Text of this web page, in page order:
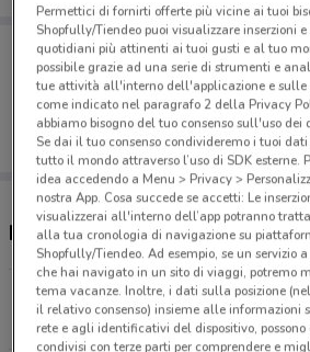
Porta DoveConviene sempre
Puoi trovare le migliori offerte
salvarle e creare la tua lista
dal tuo cellulare.
Negozi Caffitaly nelle
Via Ugo De Carolis 80 Roma
2.4 km
Permettici di fornirti offerte più vicine ai tuoi
Shopfully/Tiendeo puoi visualizzare inserzioni
quotidiani più attinenti ai tuoi gusti e al tuo
possibile grazie ad una serie di strumenti e
tue attività all'interno dell'applicazione e
come indicato nel paragrafo 2 della Privacy
abbiamo bisogno del tuo consenso sull'uso
Se dai il tuo consenso condivideremo i tuoi
tutto il mondo attraverso l’uso di SDK esterne.
idea accedendo a Menu > Privacy >
nostra App. Cosa succede se accetti: Le
visualizzerai all'interno dell’app potranno
alla tua cronologia di navigazione su
Shopfully/Tiendeo. Ad esempio, se un servizio
che hai navigato in un sito di viaggi, potremo
tema vacanze. Inoltre, i dati sulla posizione
il relativo consenso) insieme alle informazioni
rete e agli identificativi del dispositivo, possono
condivisi con terze parti per comprendere e